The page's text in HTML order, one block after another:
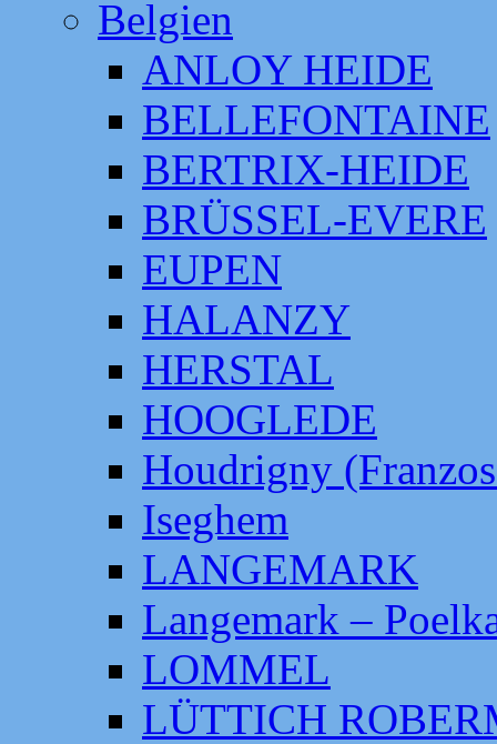
Belgien
ANLOY HEIDE
BELLEFONTAINE
BERTRIX-HEIDE
BRÜSSEL-EVERE
EUPEN
HALANZY
HERSTAL
HOOGLEDE
Houdrigny
Iseghem
LANGEMARK
Langemark –
LOMMEL
LÜTTICH